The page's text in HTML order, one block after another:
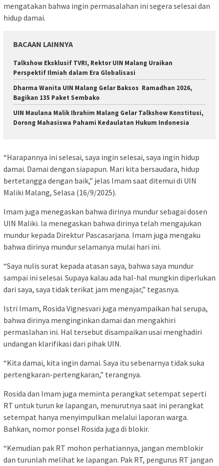
mengatakan bahwa ingin permasalahan ini segera selesai dan
hidup damai.
BACAAN LAINNYA
Talkshow Eksklusif TVRI, Rektor UIN Malang Uraikan
Perspektif Ilmiah dalam Era Globalisasi
Dharma Wanita UIN Malang Gelar Baksos Ramadhan 2026,
Bagikan 135 Paket Sembako
UIN Maulana Malik Ibrahim Malang Gelar Talkshow Konstitusi,
Dorong Mahasiswa Pahami Kedaulatan Hukum Indonesia
“Harapannya ini selesai, saya ingin selesai, saya ingin hidup
damai. Damai dengan siapapun. Mari kita bersaudara, hidup
bertetangga dengan baik,” jelas Imam saat ditemui di UIN
Maliki Malang, Selasa (16/9/2025).
Imam juga menegaskan bahwa dirinya mundur sebagai dosen
UIN Maliki. Ia menegaskan bahwa dirinya telah mengajukan
mundur kepada Direktur Pascasarjana. Imam juga mengaku
bahwa dirinya mundur selamanya mulai hari ini.
“Saya nulis surat kepada atasan saya, bahwa saya mundur
sampai ini selesai. Supaya kalau ada hal-hal mungkin diperlukan
dari saya, saya tidak terikat jam mengajar,” tegasnya.
Istri Imam, Rosida Vignesvari juga menyampaikan hal serupa,
bahwa dirinya menginginkan damai dan mengakhiri
permaslahan ini. Hal tersebut disampaikan usai menghadiri
undangan klarifikasi dari pihak UIN.
“Kita damai, kita ingin damai. Saya itu sebenarnya tidak suka
pertengkaran-pertengkaran,” terangnya.
Rosida dan Imam juga meminta perangkat setempat seperti
RT untuk turun ke lapangan, menurutnya saat ini perangkat
setempat hanya menyimpulkan melalui laporan warga.
Bahkan, nomor ponsel Rosida juga di blokir.
“Kemudian pak RT mohon perhatiannya, jangan memblokir
dan turunlah melihat ke lapangan. Pak RT, pengurus RT jangan